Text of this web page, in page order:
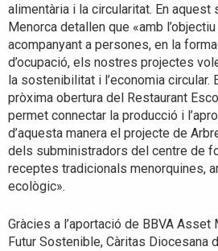
alimentària i la circularitat. En aquest
Menorca detallen que «amb
acompanyant a persones, en la
d’ocupació, els nostres projectes
la sostenibilitat i l’economia circular.
pròxima obertura del Restaurant
permet connectar la producció i
d’aquesta manera el projecte de
dels subministradors del centre de
receptes tradicionals menorquines,
ecològic».
Gràcies a l’aportació de BBVA
Futur Sostenible, Càritas Diocesana